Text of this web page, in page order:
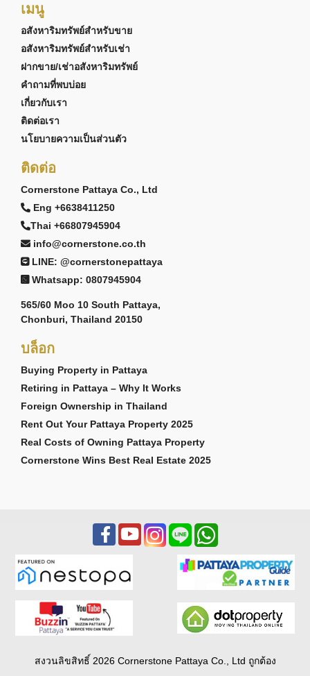
เมนู
อสังหาริมทรัพย์สำหรับขาย
อสังหาริมทรัพย์สำหรับเช่า
ฝากขาย/เช่าอสังหาริมทรัพย์
คำถามที่พบบ่อย
เกี่ยวกับเรา
ติดต่อเรา
นโยบายความเป็นส่วนตัว
ติดต่อ
Cornerstone Pattaya Co., Ltd
Eng +6638411250
Thai +66807945904
info@cornerstone.co.th
LINE: @cornerstonepattaya
Whatsapp: 0807945904
565/60 Moo 10 South Pattaya,
Chonburi, Thailand 20150
บล็อก
Buying Property in Pattaya
Retiring in Pattaya – Why It Works
Foreign Ownership in Thailand
Rent Out Your Pattaya Property 2025
Real Costs of Owning Pattaya Property
Cornerstone Wins Best Real Estate 2025
สงวนลิขสิทธิ์ 2026 Cornerstone Pattaya Co., Ltd ถูกต้อง